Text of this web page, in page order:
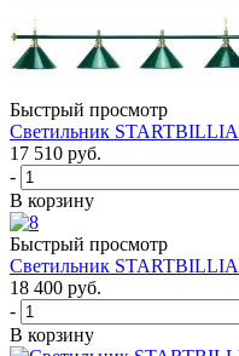
Быстрый просмотр
Светильник
17 510 руб.
-
В корзину
Быстрый просмотр
Светильник
18 400 руб.
-
В корзину